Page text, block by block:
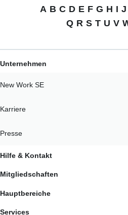
A B C D E F G H I J
Q R S T U V
Unternehmen
New Work SE
Karriere
Presse
Hilfe & Kontakt
Mitgliedschaften
Hauptbereiche
Services